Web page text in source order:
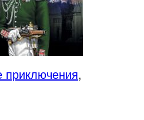
приключения,